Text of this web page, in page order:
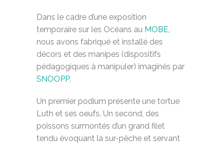
Dans le cadre d’une exposition
temporaire sur les Océans au MOBE,
nous avons fabriqué et installé des
décors et des manipes (dispositifs
pédagogiques à manipuler) imaginés par
SNOOPP.
Un premier podium présente une tortue
Luth et ses oeufs. Un second, des
poissons surmontés d’un grand filet
tendu évoquant la sur-pêche et servant